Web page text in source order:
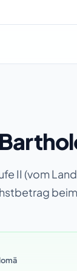
II (vom